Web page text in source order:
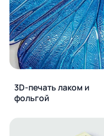
3D-печать лаком и
фольгой